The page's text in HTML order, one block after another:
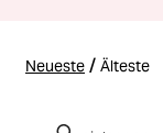
Neueste / Älteste